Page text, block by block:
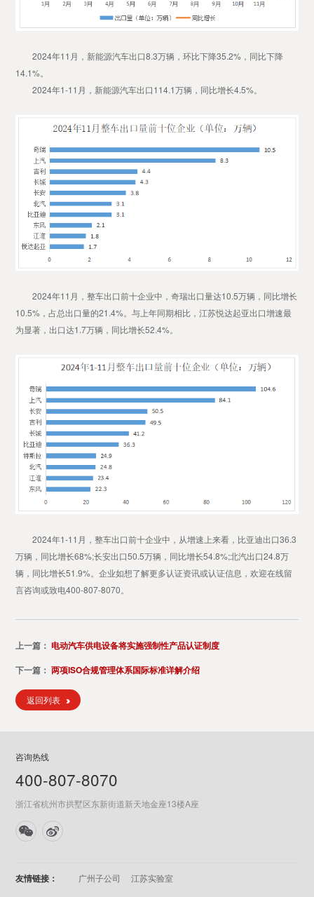
2024年11月，新能源汽车出口8.3万辆，环比下降35.2%，同比下降
14.1%。
2024年1-11月，新能源汽车出口114.1万辆，同比增长4.5%。
2024年11月，整车出口前十企业中，奇瑞出口量达10.5万辆，同比增长
10.5%，占总出口量的21.4%。与上年同期相比，江苏悦达起亚出口增速最
为显著，出口达1.7万辆，同比增长52.4%。
2024年1-11月，整车出口前十企业中，从增速上来看，比亚迪出口36.3
万辆，同比增长68%;长安出口50.5万辆，同比增长54.8%;北汽出口24.8万
辆，同比增长51.9%。企业如想了解更多认证资讯或认证信息，欢迎在线留
言咨询或致电400-807-8070。
上一篇：电动汽车供电设备将实施强制性产品认证制度
下一篇：两项ISO合规管理体系国际标准详解介绍
返回列表
咨询热线
400-807-8070
浙江省杭州市拱墅区东新街道新天地金座13楼A座
友情链接： 广州子公司 江苏实验室